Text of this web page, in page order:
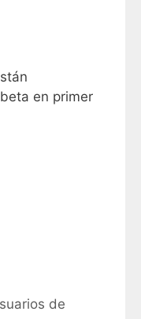
en primer
de